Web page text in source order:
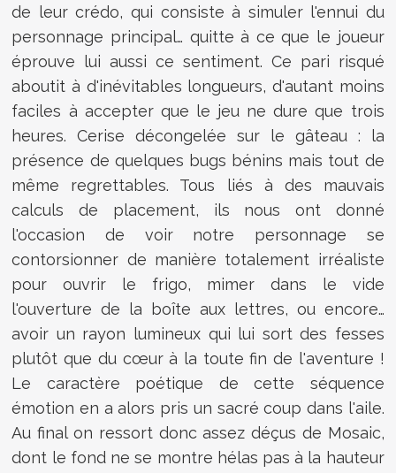
de leur crédo, qui consiste à simuler l'ennui du
personnage principal… quitte à ce que le joueur
éprouve lui aussi ce sentiment. Ce pari risqué
aboutit à d'inévitables longueurs, d'autant moins
faciles à accepter que le jeu ne dure que trois
heures. Cerise décongelée sur le gâteau : la
présence de quelques bugs bénins mais tout de
même regrettables. Tous liés à des mauvais
calculs de placement, ils nous ont donné
l'occasion de voir notre personnage se
contorsionner de manière totalement irréaliste
pour ouvrir le frigo, mimer dans le vide
l'ouverture de la boîte aux lettres, ou encore…
avoir un rayon lumineux qui lui sort des fesses
plutôt que du cœur à la toute fin de l'aventure !
Le caractère poétique de cette séquence
émotion en a alors pris un sacré coup dans l'aile.
Au final on ressort donc assez déçus de Mosaic,
dont le fond ne se montre hélas pas à la hauteur